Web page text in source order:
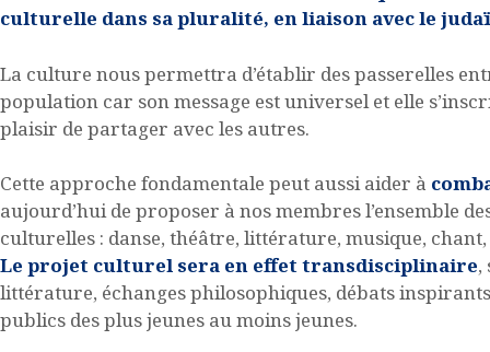
culturelle dans sa pluralité, en liaison avec le
La culture nous permettra d’établir des passerelles
population car son message est universel et elle
plaisir de partager avec les autres.
Cette approche fondamentale peut aussi aider à
aujourd’hui de proposer à nos membres l’ensemble
culturelles : danse, théâtre, littérature, musique,
Le projet culturel sera en effet transdisciplinaire,
littérature, échanges philosophiques, débats
publics des plus jeunes au moins jeunes.